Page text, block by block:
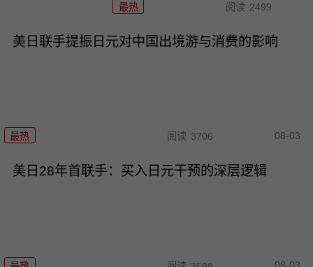
最热 阅读 2499
美日联手提振日元对中国出境游与消费的影响
最热 阅读 3706 08-03
美日28年首联手：买入日元干预的深层逻辑